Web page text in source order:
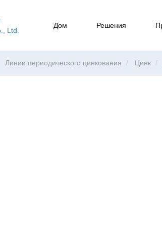
Дом Решения
Линии периодического цинкования Цинк